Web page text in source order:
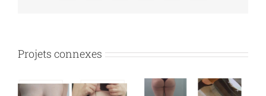
Projets connexes